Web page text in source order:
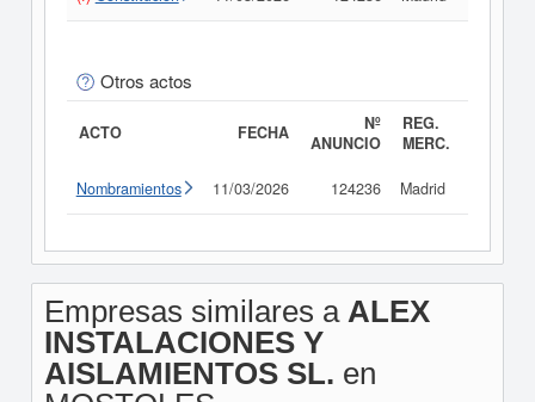
Otros actos
ACTO FECHA
Nº
ANUNCIO
REG.
MERC.
Nombramientos 11/03/2026 124236 Madrid
Empresas similares a ALEX
INSTALACIONES Y
AISLAMIENTOS SL. en